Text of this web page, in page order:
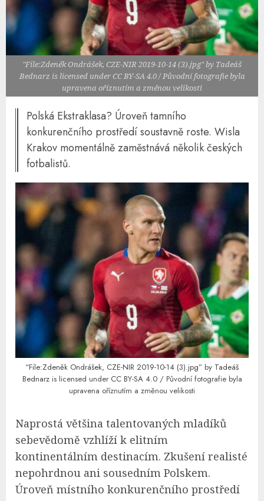
"File:Zdeněk Ondrášek, CZE-NIR 2019-10-14 (3).jpg" by Tadeáš
Bednarz is licensed under CC BY-SA 4.0 / Původní fotografie byla
upravena oříznutím a změnou velikosti
Polská Ekstraklasa? Úroveň tamního
konkurenčního prostředí soustavně roste. Wisla
Krakov momentálně zaměstnává několik českých
fotbalistů.
“File:Zdeněk Ondrášek, CZE-NIR 2019-10-14 (3).jpg” by Tadeáš
Bednarzis licensed under CC BY-SA 4.0/ Původní fotografie byla
upravena oříznutím a změnou velikosti
Naprostá většina talentovaných mladíků
sebevědomě vzhlíží k elitním
kontinentálním destinacím. Zkušení realisté
nepohrdnou ani sousedním Polskem.
Úroveň místního konkurenčního prostředí